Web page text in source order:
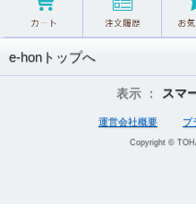
e-honトップへ
表示 ： スマ
運営会社概要 プ
Copyright ©